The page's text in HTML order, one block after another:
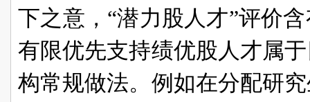
下之意，“潜力股人才”评价
有限优先支持绩优股人才属
构常规做法。例如在分配研